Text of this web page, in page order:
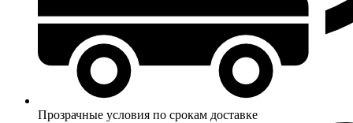
Прозрачные условия по срокам доставке